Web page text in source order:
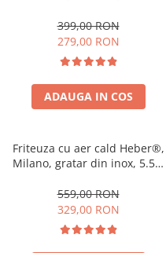
399,00 RON
279,00 RON
ADAUGA IN COS
Friteuza cu aer cald Heber®,
Milano, gratar din inox, 5.5L,
termorezistenta, 8 programe,
1200W, Air fryer Gama 2025
559,00 RON
329,00 RON